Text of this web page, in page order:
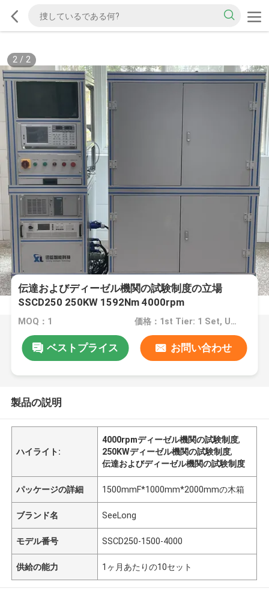
2/ 2
伝達およびディーゼル機関の試験制度の立場
SSCD250 250KW 1592Nm 4000rpm
MOQ：1 価格：1st Tier: 1 Set, Unit Price USD 3.00 2nd Tier: 2-5 Sets, Unit Price USD 2.00 3rd Tier: Over 5 Sets, Unit Price USD 1.00
ベストプライス お問い合わせ
製品の説明
ハイライト:
4000rpmディーゼル機関の試験制度,
250KWディーゼル機関の試験制度,
伝達およびディーゼル機関の試験制度
パッケージの詳細 1500mmF*1000mm*2000mmの木箱
ブランド名 SeeLong
モデル番号 SSCD250-1500-4000
供給の能力 1ヶ月あたりの10セット